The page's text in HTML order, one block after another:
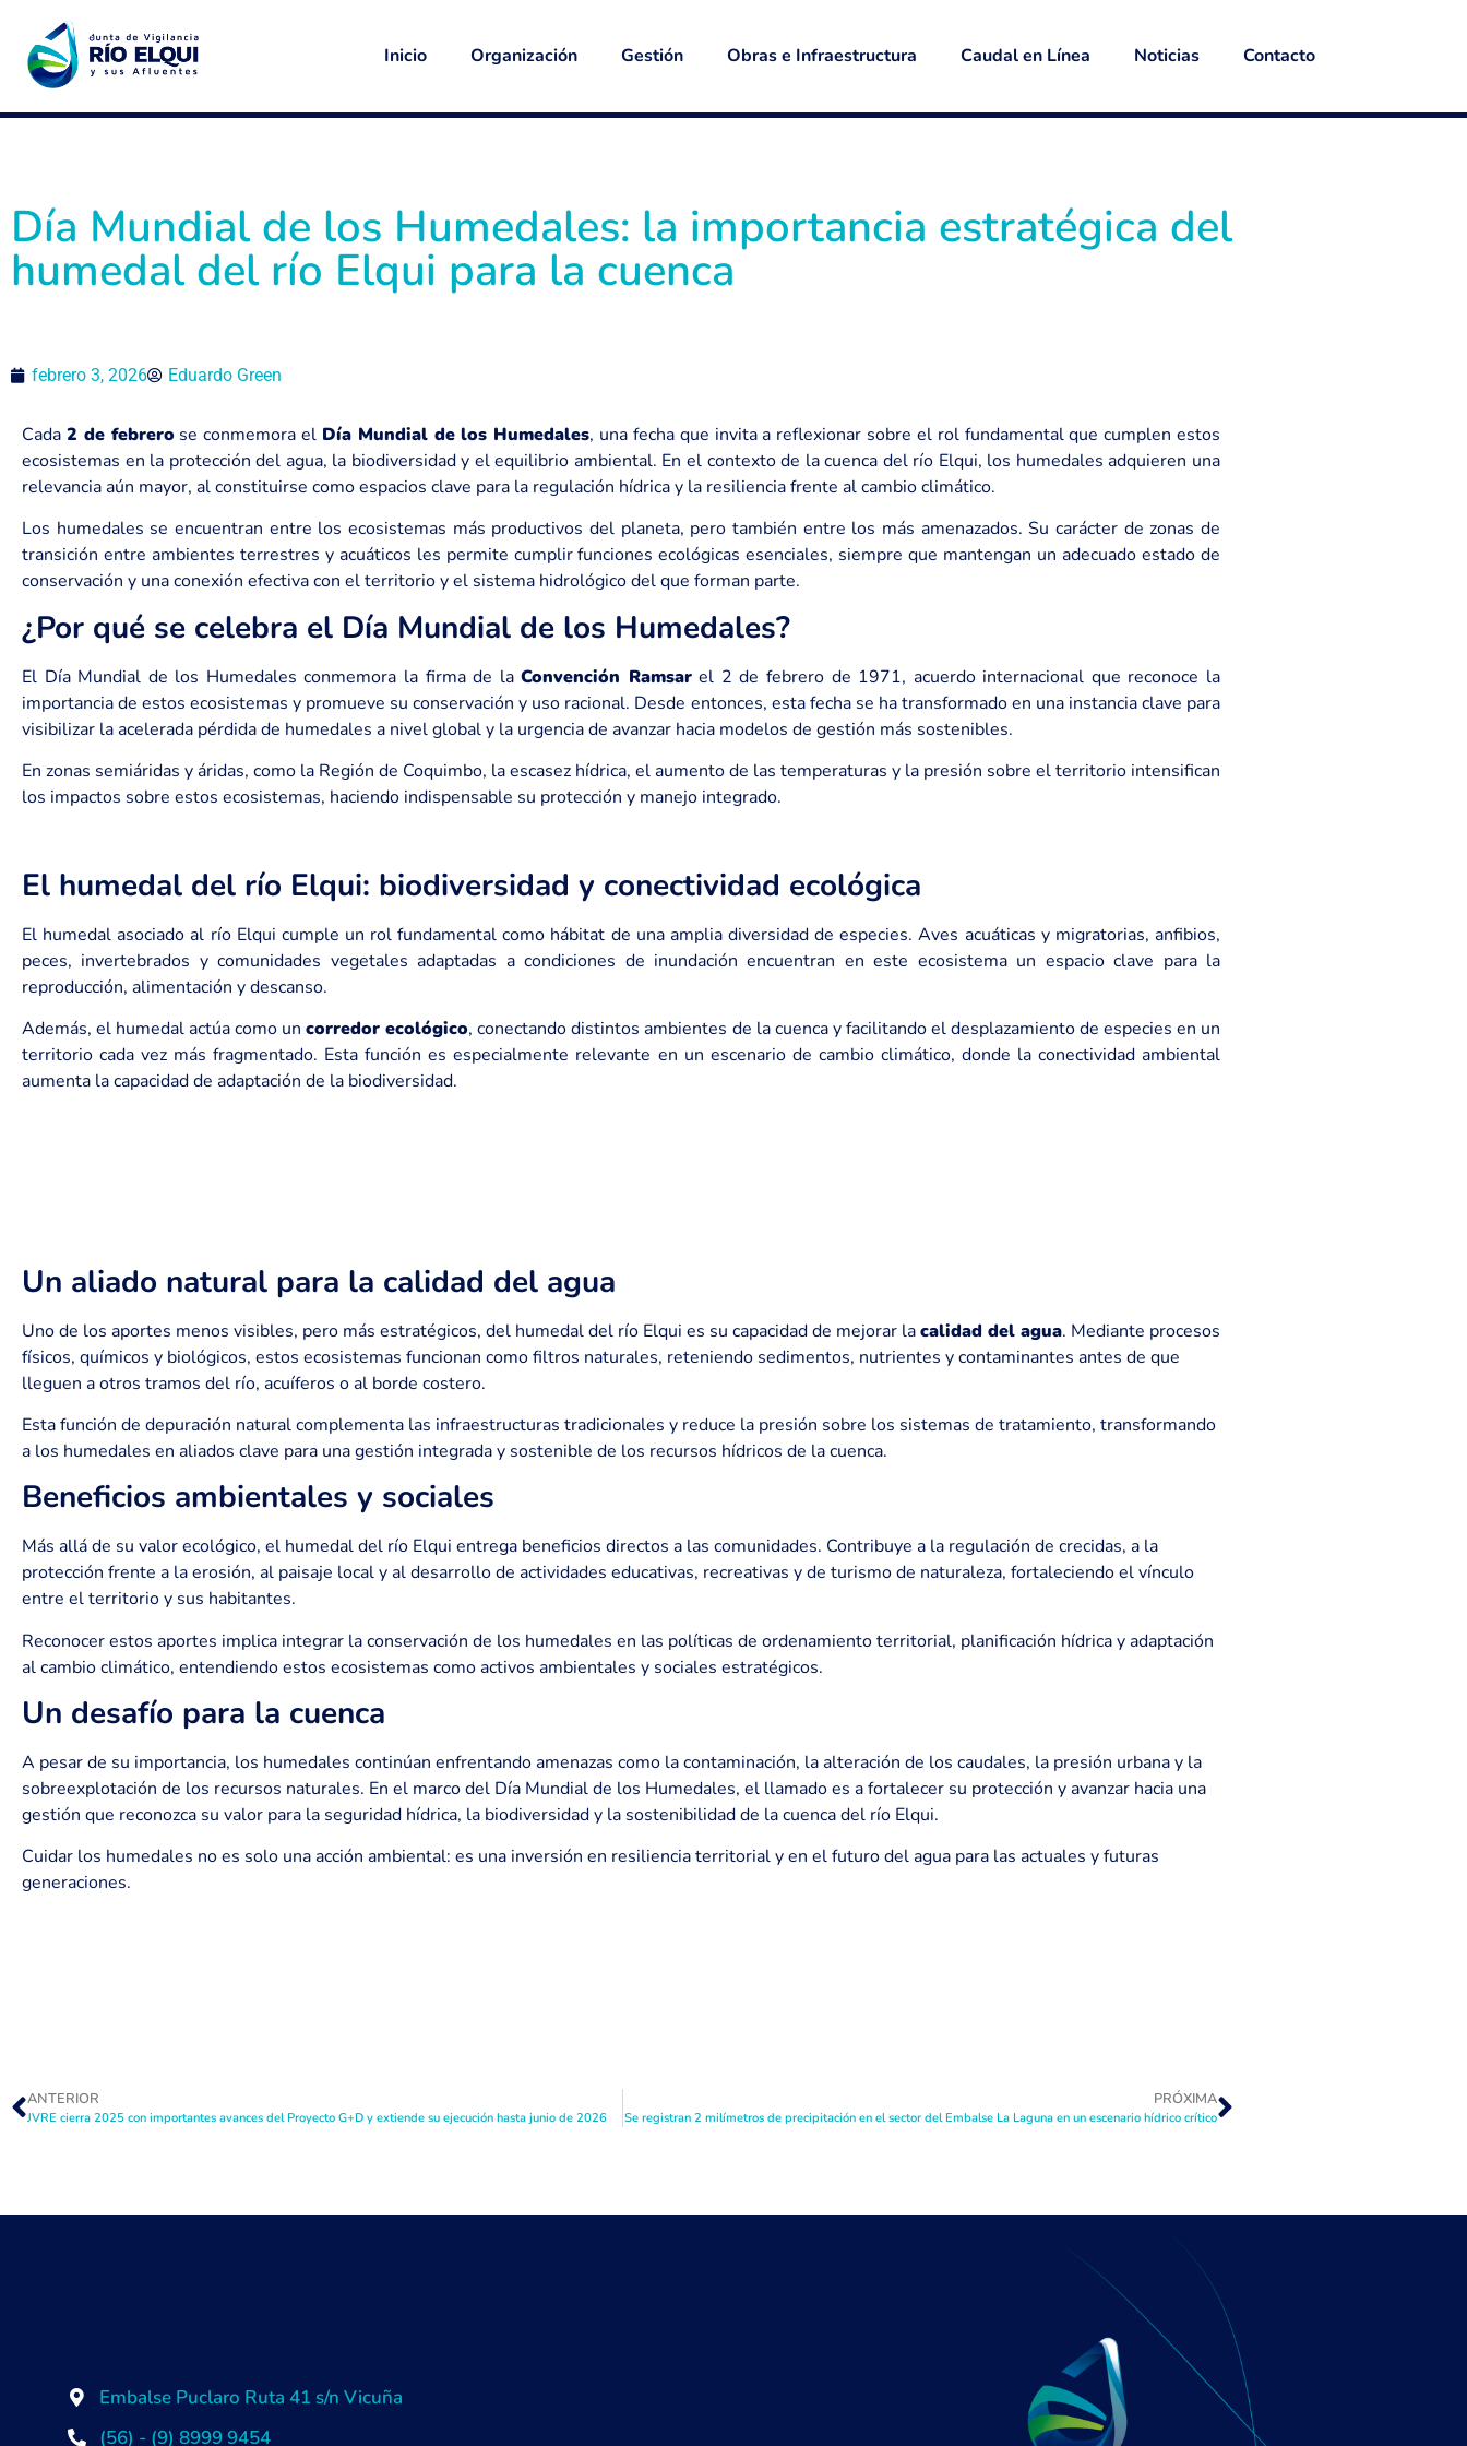
Inicio Organización Gestión Obras e Infraestructura Caudal en Línea Noticias Contacto
Día Mundial de los Humedales: la importancia estratégica del
humedal del río Elqui para la cuenca
febrero 3, 2026 Eduardo Green
Cada 2 de febrerose conmemora el Día Mundial de los Humedales, una fecha que invita a reflexionar sobre el rol fundamental que cumplen estos
ecosistemas en la protección del agua, la biodiversidad y el equilibrio ambiental. En el contexto de la cuenca del río Elqui, los humedales adquieren una
relevancia aún mayor, al constituirse como espacios clave para la regulación hídrica y la resiliencia frente al cambio climático.
Los humedales se encuentran entre los ecosistemas más productivos del planeta, pero también entre los más amenazados. Su carácter de zonas de
transición entre ambientes terrestres y acuáticos les permite cumplir funciones ecológicas esenciales, siempre que mantengan un adecuado estado de
conservación y una conexión efectiva con el territorio y el sistema hidrológico del que forman parte.
¿Por qué se celebra el Día Mundial de los Humedales?
El Día Mundial de los Humedales conmemora la firma de laConvención Ramsarel 2 de febrero de 1971, acuerdo internacional que reconoce la
importancia de estos ecosistemas y promueve su conservación y uso racional. Desde entonces, esta fecha se ha transformado en una instancia clave para
visibilizar la acelerada pérdida de humedales a nivel global y la urgencia de avanzar hacia modelos de gestión más sostenibles.
En zonas semiáridas y áridas, como la Región de Coquimbo, la escasez hídrica, el aumento de las temperaturas y la presión sobre el territorio intensifican
los impactos sobre estos ecosistemas, haciendo indispensable su protección y manejo integrado.
El humedal del río Elqui: biodiversidad y conectividad ecológica
El humedal asociado al río Elqui cumple un rol fundamental como hábitat de una amplia diversidad de especies. Aves acuáticas y migratorias, anfibios,
peces, invertebrados y comunidades vegetales adaptadas a condiciones de inundación encuentran en este ecosistema un espacio clave para la
reproducción, alimentación y descanso.
Además, el humedal actúa como uncorredor ecológico, conectando distintos ambientes de la cuenca y facilitando el desplazamiento de especies en un
territorio cada vez más fragmentado. Esta función es especialmente relevante en un escenario de cambio climático, donde la conectividad ambiental
aumenta la capacidad de adaptación de la biodiversidad.
Un aliado natural para la calidad del agua
Uno de los aportes menos visibles, pero más estratégicos, del humedal del río Elqui es su capacidad de mejorar lacalidad del agua. Mediante procesos
físicos, químicos y biológicos, estos ecosistemas funcionan como filtros naturales, reteniendo sedimentos, nutrientes y contaminantes antes de que
lleguen a otros tramos del río, acuíferos o al borde costero.
Esta función de depuración natural complementa las infraestructuras tradicionales y reduce la presión sobre los sistemas de tratamiento, transformando
a los humedales en aliados clave para una gestión integrada y sostenible de los recursos hídricos de la cuenca.
Beneficios ambientales y sociales
Más allá de su valor ecológico, el humedal del río Elqui entrega beneficios directos a las comunidades. Contribuye a la regulación de crecidas, a la
protección frente a la erosión, al paisaje local y al desarrollo de actividades educativas, recreativas y de turismo de naturaleza, fortaleciendo el vínculo
entre el territorio y sus habitantes.
Reconocer estos aportes implica integrar la conservación de los humedales en las políticas de ordenamiento territorial, planificación hídrica y adaptación
al cambio climático, entendiendo estos ecosistemas como activos ambientales y sociales estratégicos.
Un desafío para la cuenca
A pesar de su importancia, los humedales continúan enfrentando amenazas como la contaminación, la alteración de los caudales, la presión urbana y la
sobreexplotación de los recursos naturales. En el marco del Día Mundial de los Humedales, el llamado es a fortalecer su protección y avanzar hacia una
gestión que reconozca su valor para la seguridad hídrica, la biodiversidad y la sostenibilidad de la cuenca del río Elqui.
Cuidar los humedales no es solo una acción ambiental: es una inversión en resiliencia territorial y en el futuro del agua para las actuales y futuras
generaciones.
ANTERIOR
JVRE cierra 2025 con importantes avances del Proyecto G+D y extiende su ejecución hasta junio de 2026
PRÓXIMA
Se registran 2 milímetros de precipitación en el sector del Embalse La Laguna en un escenario hídrico crítico
Embalse Puclaro Ruta 41 s/n Vicuña
(56) - (9) 8999 9454